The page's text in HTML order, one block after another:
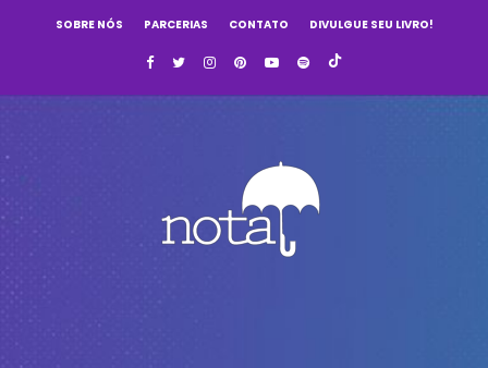
SOBRE NÓS PARCERIAS CONTATO DIVULGUE SEU LIVRO!